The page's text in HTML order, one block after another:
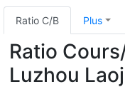
Ratio C/B Plus
Ratio
Luzhou